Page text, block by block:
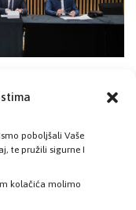
poboljšali Vaše
te pružili sigurne I
kolačića molimo